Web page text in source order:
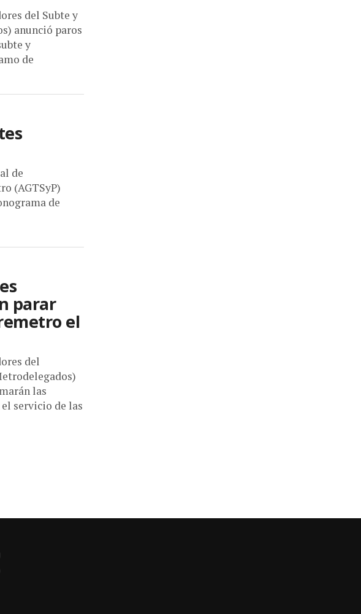
del Subte y
anunció paros
y
de
de
(AGTSyP)
de
parar
el
del
las
servicio de las